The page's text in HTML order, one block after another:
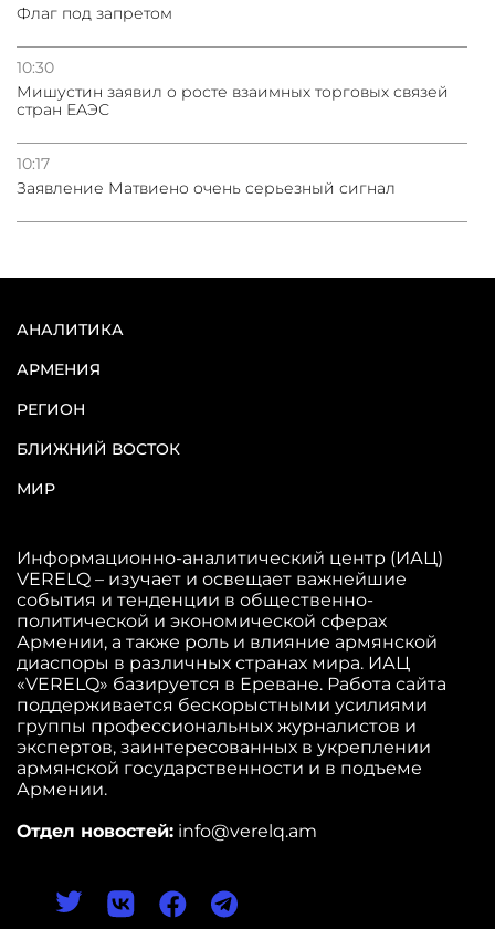
Флаг под запретом
10:30
Мишустин заявил о росте взаимных торговых связей
стран ЕАЭС
10:17
Заявление Матвиено очень серьезный сигнал
АНАЛИТИКА
АРМЕНИЯ
РЕГИОН
БЛИЖНИЙ ВОСТОК
МИР
Информационно-аналитический центр (ИАЦ)
VERELQ – изучает и освещает важнейшие
события и тенденции в общественно-
политической и экономической сферах
Армении, а также роль и влияние армянской
диаспоры в различных странах мира. ИАЦ
«VERELQ» базируется в Ереване. Работа сайта
поддерживается бескорыстными усилиями
группы профессиональных журналистов и
экспертов, заинтересованных в укреплении
армянской государственности и в подъеме
Армении.
Отдел новостей: info@verelq.am